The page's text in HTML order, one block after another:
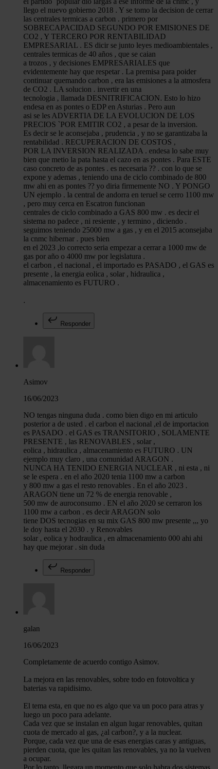
llego el nuevo gobierno 2018 . Y se tomo la decision de cerrar
las centrales termicas a carbon . primero por
SOBRECAPACIDAD SEGUNDO POR EMISIONES DE
CO2 , Y TERCERO POR RENTABILIDAD
EMPRESARIAL . ES dicir se junto leyes medioambientales ,
centrales termicas de 40 años , que se caian
a trozos , y decisiones EMPRESARIALES que
evidentemente hay que respetar . La premisa para poider
continuar quemando carbon , era las emisiones a la atmosfera
de CO2 . LA solucion . invertir en una
tecnologia , llamada DESNITRIFICACION. Esto lo hizo
endesa en as pontes o EDP en Asturias . Pero aun
asi se les ADVERTIA DE LA EVOLUCION DE LOS
PRECIOS `POR EMITIR CO2 , a pesar de la inversion.
Es decir se le aconsejaba , prudencia , y no se garantizaba la
rentabilidad . RECUPERACION DE COSTOS ,
POR LA INVERSION REALIZADA . endesa lo sabe muy
bien que metio la pata hasta el cazo en as pontes . Para ESTE
caso concreto de as pontes . es necesaria ?? . con lo que se
expone y ademas , teniendo una de ciclo combinado de 800
mw ahi en as pontes ?? yo diria firmemente NO . Y PONGO
UN ejemplo . la central de andorra en teruel se cerro 1100 mw
, pero muy cerca en Escatron funcionan
centrales de ciclo combinado a GAS 800 mw . es decir el
sistema no padece , ni resiente , y termino , diciendo .
seguimos teniendo 25000 mw a gas , y en el 2015 aconsejaba
la cnmc hibernar . pues bien
en el 2023 ,lo correcto seria empezar a cerrar a 1000 mw de
gas por año o 4000 mw por legislatura .
el carbon , el nacional , el importado es PASADO , el GAS es
presente , la energia eolica , solar , hidraulica ,
almacenamiento es FUTURO .
.
Responder
Asimov
16/06/2023
NO tengas ninguna duda . como bien digo en mi articulo
posterior a de usted . el carbon el nacional ,el de importacion
es PASADO . el GAS es TRANSITORIO , SOLAMENTE
PRESENTE , las RENOVABLES , solar ,
eolica , hidraulica , almacenamiento es FUTURO . UN
ejemplo muy claro , una comunidad ARAGON .
NUNCA HA TENIDO ENERGIA NUCLEAR , ni esta , ni
se le espera . en el año 2020 tenia 1100 mw a carbon
y 800 mw a gas el resto renovables . En el año 2023 .
ARAGON tiene un 72 % de energia renovable ,
500 mw de auroconsumo . EN el año 2020 se cerraron los
1100 mw a carbon . es decir ARAGON solo
tiene DOS tecnogias en su mix GAS 800 mw presente ,,, yo
le doy hasta el 2030 . y Renovables
solar , eolica y hodraulica , en almacenamiento 000 ahi ahi
hay que mejorar . sin duda
Responder
galan
16/06/2023
Completamente de acuerdo contigo Asimov.
La mejora en las renovables, sobre todo en fotovoltica y
baterias va rapidisimo.
El tema esta, en que no es algo que va un poco para atras y
luego un poco para adelante.
Cada vez que se instalan en algun lugar renovables, quitan
cuota de mercado al gas, ¿al carbon?, y a la nuclear.
Porque, cada vez que una de esas energias caras y antiguas,
pierden cuota, que les quitan las renovables, ya no la vuelven
a ocupar.